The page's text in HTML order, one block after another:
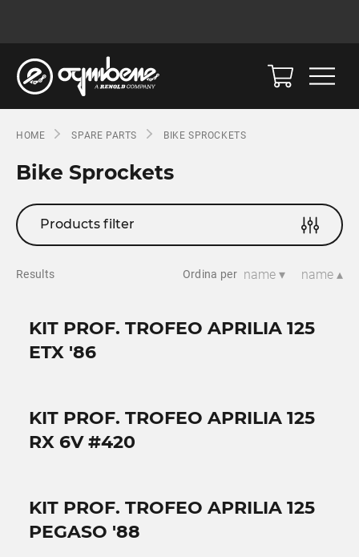
HOME SPARE PARTS BIKE SPROCKETS
Bike Sprockets
Products filter
Results Ordina per name ▾ name ▴
KIT PROF. TROFEO APRILIA 125
ETX '86
KIT PROF. TROFEO APRILIA 125
RX 6V #420
KIT PROF. TROFEO APRILIA 125
PEGASO '88